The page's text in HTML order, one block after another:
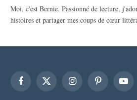
Moi, c'est Bernie. Passionné de lecture,
histoires et partager mes coups de cœur
FacebookX
InstagramPinterest